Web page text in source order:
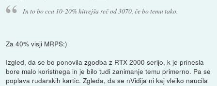
In to bo cca 10-20% hitrejša reč od 3070, če bo temu tako.
Za 40% visji MRPS:)
Izgled, da se bo ponovila zgodba z RTX 2000 serijo, k je prinesla
bore malo koristnega in je bilo tudi zanimanje temu primerno. Pa se
poplava rudarskih kartic. Zgleda, da se nVidija ni kaj vleiko naucila